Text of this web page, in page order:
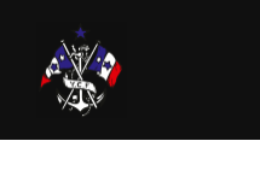
contenu